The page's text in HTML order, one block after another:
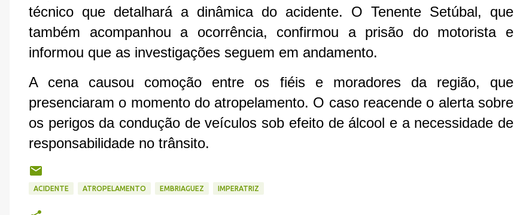
técnico que detalhará a dinâmica do acidente. O Tenente Setúbal, que
também acompanhou a ocorrência, confirmou a prisão do motorista e
informou que as investigações seguem em andamento.
A cena causou comoção entre os fiéis e moradores da região, que
presenciaram o momento do atropelamento. O caso reacende o alerta sobre
os perigos da condução de veículos sob efeito de álcool e a necessidade de
responsabilidade no trânsito.
ACIDENTE ATROPELAMENTO EMBRIAGUEZ IMPERATRIZ